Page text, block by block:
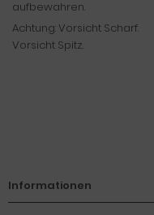
aufbewahren.
Achtung: Vorsicht Scharf.
Vorsicht Spitz.
Informationen